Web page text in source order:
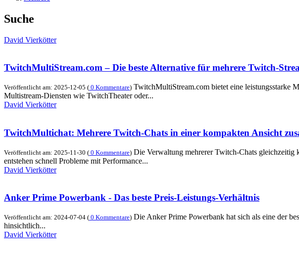
Suche
David Vierkötter
TwitchMultiStream.com – Die beste Alternative für mehrere Twitch-
Veröffentlicht am: 2025-12-05 ( 0 Kommentare) TwitchMultiStream.com bietet eine leistungsstarke
Multistream-Diensten wie TwitchTheater oder...
David Vierkötter
TwitchMultichat: Mehrere Twitch-Chats in einer kompakten Ansicht
Veröffentlicht am: 2025-11-30 ( 0 Kommentare) Die Verwaltung mehrerer Twitch-Chats gleichzeitig
entstehen schnell Probleme mit Performance...
David Vierkötter
Anker Prime Powerbank - Das beste Preis-Leistungs-Verhältnis
Veröffentlicht am: 2024-07-04 ( 0 Kommentare) Die Anker Prime Powerbank hat sich als eine der
hinsichtlich...
David Vierkötter